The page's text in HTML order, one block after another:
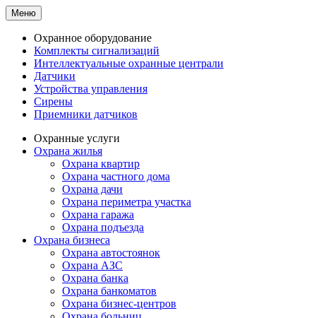
Меню
Охранное оборудование
Комплекты сигнализаций
Интеллектуальные охранные централи
Датчики
Устройства управления
Сирены
Приемники датчиков
Охранные услуги
Охрана жилья
Охрана квартир
Охрана частного дома
Охрана дачи
Охрана периметра участка
Охрана гаража
Охрана подъезда
Охрана бизнеса
Охрана автостоянок
Охрана АЗС
Охрана банка
Охрана банкоматов
Охрана бизнес-центров